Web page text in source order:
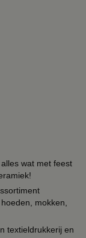
wat met feest
mokken,
textieldrukkerij en